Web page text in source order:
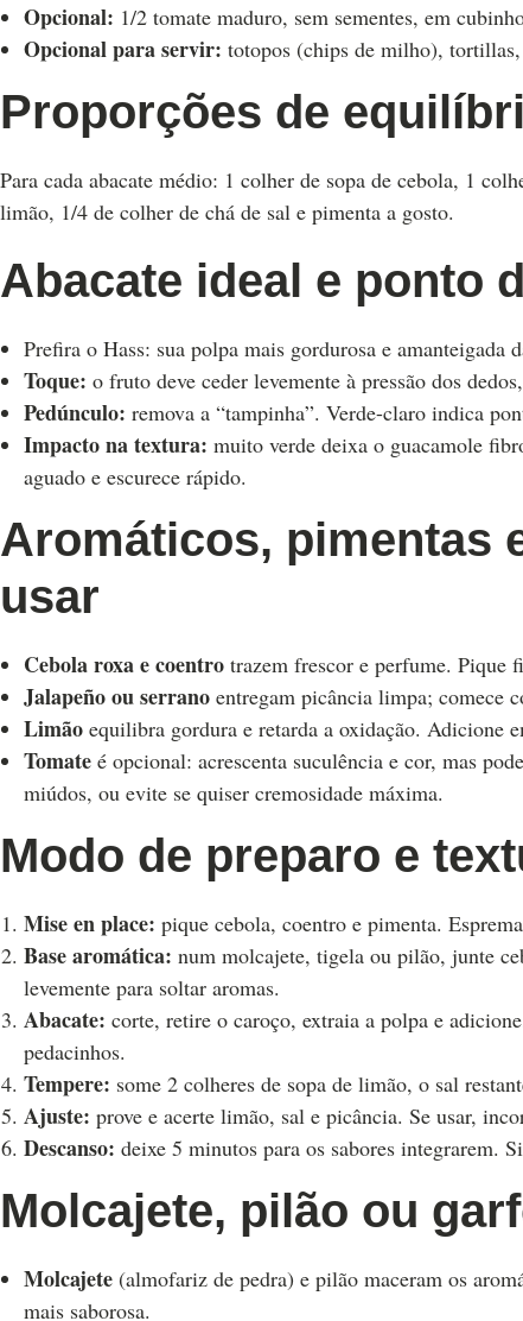
Opcional: 1/2 tomate maduro, sem sementes, em
Opcional para servir: totopos (chips de milho),
Proporções de
Para cada abacate médio: 1 colher de sopa de cebola, 1
limão, 1/4 de colher de chá de sal e pimenta a gosto.
Abacate ideal e ponto
Prefira o Hass: sua polpa mais gordurosa e amanteigada
Toque: o fruto deve ceder levemente à pressão dos
Pedúnculo: remova a “tampinha”. Verde-claro indica
Impacto na textura: muito verde deixa o guacamole
aguado e escurece rápido.
Aromáticos, pimentas
usar
Cebola roxa e coentro trazem frescor e perfume. Pique
Jalapeño ou serrano entregam picância limpa; comece
Limão equilibra gordura e retarda a oxidação. Adicione
Tomate é opcional: acrescenta suculência e cor, mas
miúdos, ou evite se quiser cremosidade máxima.
Modo de preparo e
Mise en place: pique cebola, coentro e pimenta.
Base aromática: num molcajete, tigela ou pilão, junte
levemente para soltar aromas.
Abacate: corte, retire o caroço, extraia a polpa e
pedacinhos.
Tempere: some 2 colheres de sopa de limão, o sal
Ajuste: prove e acerte limão, sal e picância. Se usar,
Descanso: deixe 5 minutos para os sabores integrarem.
Molcajete, pilão ou
Molcajete (almofariz de pedra) e pilão maceram os
mais saborosa.